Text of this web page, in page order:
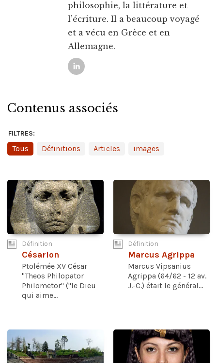
philosophie, la littérature et
l’écriture. Il a beaucoup voyagé
et a vécu en Grèce et en
Allemagne.
Contenus associés
FILTRES:
Tous Définitions Articles images
Définition
Césarion
Ptolémée XV César
"Theos Philopator
Philometor" ("le Dieu
qui aime...
Définition
Marcus Agrippa
Marcus Vipsanius
Agrippa (64/62 - 12 av.
J.-C.) était le général...